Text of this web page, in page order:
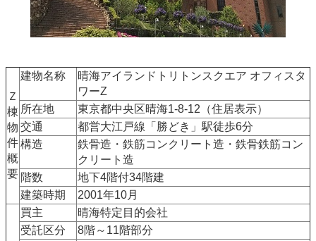
Ｚ
棟
物
件
概
要
建物名称
晴海アイランドトリトンスクエア オフィスタ
ワーZ
所在地
東京都中央区晴海1-8-12（住居表示）
交通
都営大江戸線「勝どき」駅徒歩6分
構造
鉄骨造・鉄筋コンクリート造・鉄骨鉄筋コン
クリート造
階数
地下4階付34階建
建築時期
2001年10月
買主
晴海特定目的会社
受託区分
8階～11階部分